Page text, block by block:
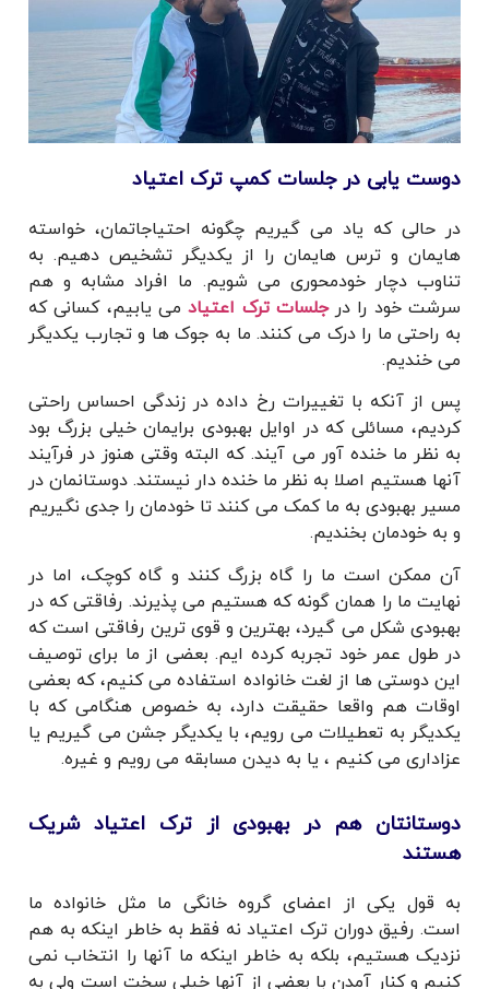
دوست یابی در جلسات کمپ ترک اعتیاد
در حالی که یاد می گیریم چگونه احتیاجاتمان، خواسته
هایمان و ترس هایمان را از یکدیگر تشخیص دهیم. به
تناوب دچار خودمحوری می شویم. ما افراد مشابه و هم
سرشت خود را درجلسات ترک اعتیادمی یابیم، کسانی که
به راحتی ما را درک می کنند. ما به جوک ها و تجارب یکدیگر
می خندیم.
پس از آنکه با تغییرات رخ داده در زندگی احساس راحتی
کردیم، مسائلی که در اوایل بهبودی برایمان خیلی بزرگ بود
به نظر ما خنده آور می آیند. که البته وقتی هنوز در فرآیند
آنها هستیم اصلا به نظر ما خنده دار نیستند. دوستانمان در
مسیر بهبودی به ما کمک می کنند تا خودمان را جدی نگیریم
و به خودمان بخندیم.
آن ممکن است ما را گاه بزرگ کنند و گاه کوچک، اما در
نهایت ما را همان گونه که هستیم می پذیرند. رفاقتی که در
بهبودی شکل می گیرد، بهترین و قوی ترین رفاقتی است که
در طول عمر خود تجربه کرده ایم. بعضی از ما برای توصیف
این دوستی ها از لغت خانواده استفاده می کنیم، که بعضی
اوقات هم واقعا حقیقت دارد، به خصوص هنگامی که با
یکدیگر به تعطیلات می رویم، با یکدیگر جشن می گیریم یا
عزاداری می کنیم ، یا به دیدن مسابقه می رویم و غیره.
دوستانتان هم در بهبودی از ترک اعتیاد شریک
هستند
به قول یکی از اعضای گروه خانگی ما مثل خانواده ما
است. رفیق دوران ترک اعتیاد نه فقط به خاطر اینکه به هم
نزدیک هستیم، بلکه به خاطر اینکه ما آنها را انتخاب نمی
کنیم و کنار آمدن با بعضی از آنها خیلی سخت است ولی به